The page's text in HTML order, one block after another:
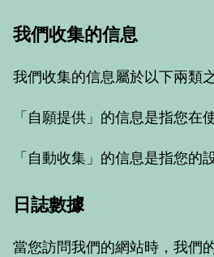
我們收集的信息
我們收集的信息屬於以下兩類
「自願提供」的信息是指您在
「自動收集」的信息是指您
日誌數據
當您訪問我們的網站時，我們